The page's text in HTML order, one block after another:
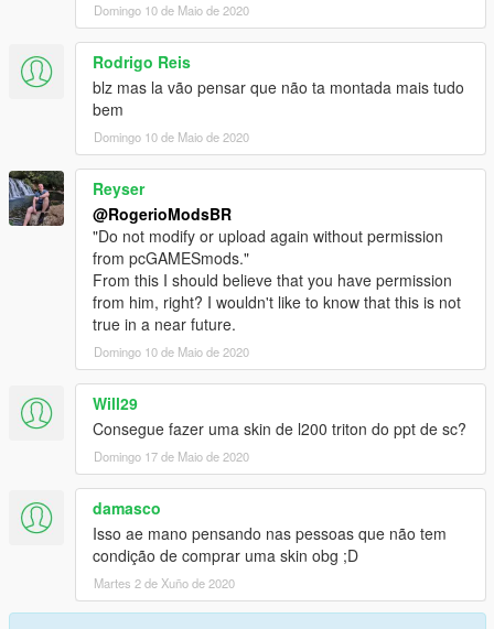
Domingo 10 de Maio de 2020
Rodrigo Reis
blz mas la vão pensar que não ta montada mais tudo
bem
Domingo 10 de Maio de 2020
Reyser
@RogerioModsBR
"Do not modify or upload again without permission
from pcGAMESmods."
From this I should believe that you have permission
from him, right? I wouldn't like to know that this is not
true in a near future.
Domingo 10 de Maio de 2020
Will29
Consegue fazer uma skin de l200 triton do ppt de sc?
Domingo 17 de Maio de 2020
damasco
Isso ae mano pensando nas pessoas que não tem
condição de comprar uma skin obg ;D
Martes 2 de Xuño de 2020